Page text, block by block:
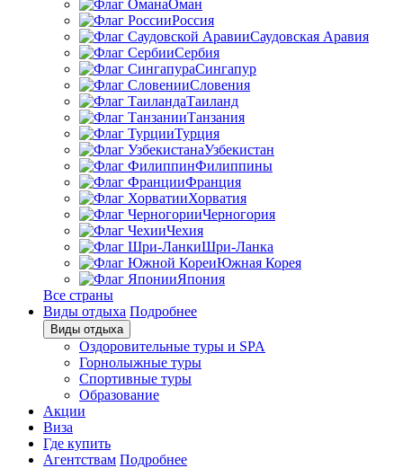
Оман
Россия
Саудовская Аравия
Сербия
Сингапур
Словения
Таиланд
Танзания
Турция
Узбекистан
Филиппины
Франция
Хорватия
Черногория
Чехия
Шри-Ланка
Южная Корея
Япония
Все страны
Виды отдыха Подробнее
Виды отдыха
Оздоровительные туры и SPA
Горнолыжные туры
Спортивные туры
Образование
Акции
Виза
Где купить
Агентствам Подробнее